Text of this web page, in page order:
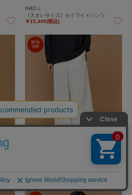
INED L
《大きいサイズ》セミワイドパンツ
￥15,400(税込)
50%
OFF